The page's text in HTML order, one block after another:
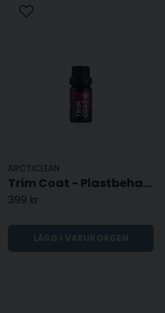
ARCTICLEAN
Trim Coat - Plastbehandling - 10ML
399 kr
LÄGG I VARUKORGEN